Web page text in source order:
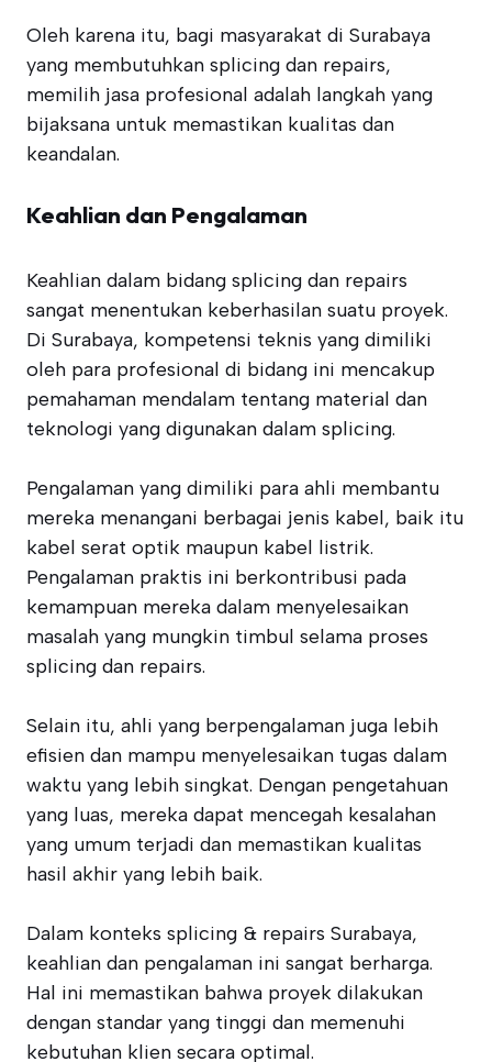
Oleh karena itu, bagi masyarakat di Surabaya
yang membutuhkan splicing dan repairs,
memilih jasa profesional adalah langkah yang
bijaksana untuk memastikan kualitas dan
keandalan.
Keahlian dan Pengalaman
Keahlian dalam bidang splicing dan repairs
sangat menentukan keberhasilan suatu proyek.
Di Surabaya, kompetensi teknis yang dimiliki
oleh para profesional di bidang ini mencakup
pemahaman mendalam tentang material dan
teknologi yang digunakan dalam splicing.
Pengalaman yang dimiliki para ahli membantu
mereka menangani berbagai jenis kabel, baik itu
kabel serat optik maupun kabel listrik.
Pengalaman praktis ini berkontribusi pada
kemampuan mereka dalam menyelesaikan
masalah yang mungkin timbul selama proses
splicing dan repairs.
Selain itu, ahli yang berpengalaman juga lebih
efisien dan mampu menyelesaikan tugas dalam
waktu yang lebih singkat. Dengan pengetahuan
yang luas, mereka dapat mencegah kesalahan
yang umum terjadi dan memastikan kualitas
hasil akhir yang lebih baik.
Dalam konteks splicing & repairs Surabaya,
keahlian dan pengalaman ini sangat berharga.
Hal ini memastikan bahwa proyek dilakukan
dengan standar yang tinggi dan memenuhi
kebutuhan klien secara optimal.